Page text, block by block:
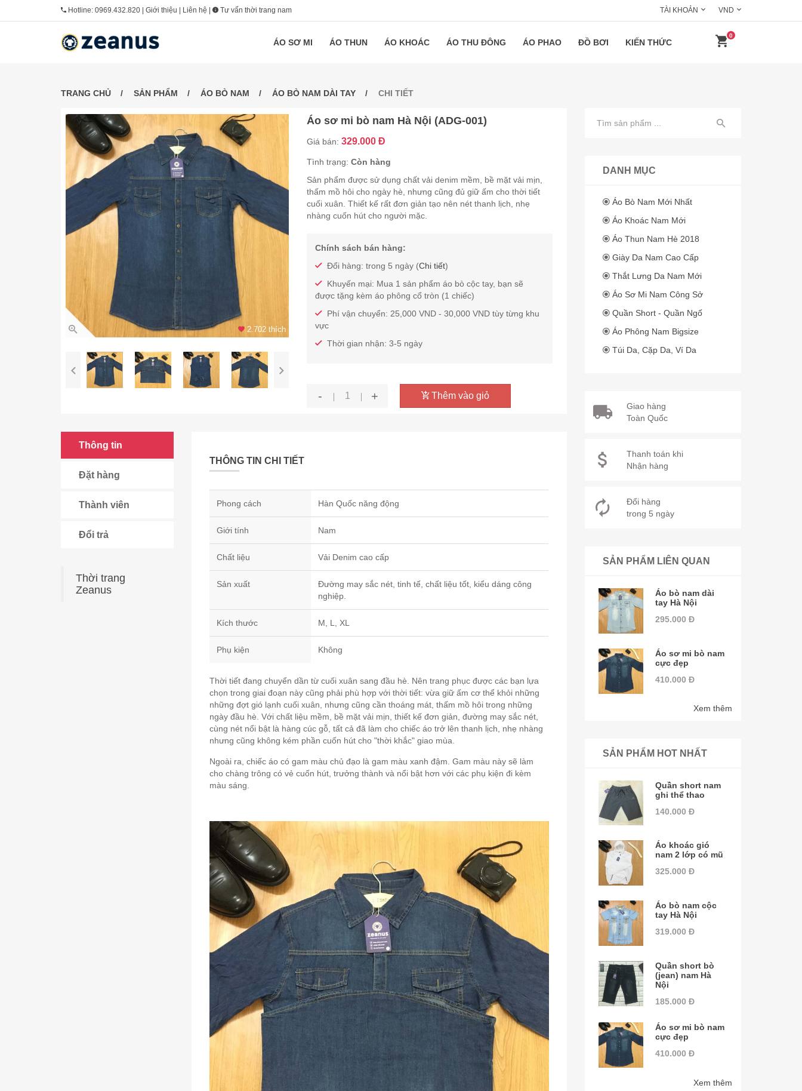
Hotline: 0969.432.820 Giới thiệu Liên hệ Tư vấn thời trang nam TÀI KHOẢN VND
ÁO SƠ MI ÁO THUN ÁO KHOÁC ÁO THU ĐÔNG ÁO PHAO ĐỒ BƠI KIẾN THỨC
0
TRANG CHỦ SẢN PHẨM ÁO BÒ NAM ÁO BÒ NAM DÀI TAY CHI TIẾT
2.702 thích
Áo sơ mi bò nam Hà Nội (ADG-001)
Giá bán:329.000 Đ
Tình trạng:Còn hàng
Sản phẩm được sử dụng chất vải denim mềm, bề mặt vải mịn,
thấm mồ hôi cho ngày hè, nhưng cũng đủ giữ ấm cho thời tiết
cuối xuân. Thiết kế rất đơn giản tạo nên nét thanh lịch, nhẹ
nhàng cuốn hút cho người mặc.
Chính sách bán hàng:
Đổi hàng: trong 5 ngày (Chi tiết)
Khuyến mại: Mua 1 sản phẩm áo bò cộc tay, bạn sẽ
được tặng kèm áo phông cổ tròn (1 chiếc)
Phí vận chuyển: 25,000 VND - 30,000 VND tùy từng khu
vực
Thời gian nhận: 3-5 ngày
- + Thêm vào giỏ
Thông tin
Đặt hàng
Thành viên
Đổi trả
Thời trang
Zeanus
THÔNG TIN CHI TIẾT
Phong cách Hàn Quốc năng động
Giới tính Nam
Chất liệu Vải Denim cao cấp
Sản xuất
Đường may sắc nét, tinh tế, chất liệu tốt, kiểu dáng công
nghiệp.
Kích thước M, L, XL
Phụ kiện Không
Thời tiết đang chuyển dần từ cuối xuân sang đầu hè. Nên trang phục được các bạn lựa
chọn trong giai đoạn này cũng phải phù hợp với thời tiết: vừa giữ ấm cơ thể khỏi những
những đợt gió lạnh cuối xuân, nhưng cũng cần thoáng mát, thấm mồ hôi trong những
ngày đầu hè. Với chất liệu mềm, bề mặt vải mịn, thiết kế đơn giản, đường may sắc nét,
cùng nét nổi bật là hàng cúc gỗ, tất cả đã làm cho chiếc áo trở lên thanh lịch, nhẹ nhàng
nhưng cũng không kém phần cuốn hút cho "thời khắc" giao mùa.
Ngoài ra, chiếc áo có gam màu chủ đạo là gam màu xanh đậm. Gam màu này sẽ làm
cho chàng trông có vẻ cuốn hút, trưởng thành và nổi bật hơn với các phụ kiện đi kèm
màu sáng.
DANH MỤC
Áo Bò Nam Mới Nhất
Áo Khoác Nam Mới
Áo Thun Nam Hè 2018
Giày Da Nam Cao Cấp
Thắt Lưng Da Nam Mới
Áo Sơ Mi Nam Công Sở
Quần Short - Quần Ngố
Áo Phông Nam Bigsize
Túi Da, Cặp Da, Ví Da
Giao hàng
Toàn Quốc
Thanh toán khi
Nhận hàng
Đổi hàng
trong 5 ngày
SẢN PHẨM LIÊN QUAN
Áo bò nam dài
tay Hà Nội
295.000 Đ
Áo sơ mi bò nam
cực đẹp
410.000 Đ
Xem thêm
SẢN PHẨM HOT NHẤT
Quần short nam
ghi thể thao
140.000 Đ
Áo khoác gió
nam 2 lớp có mũ
325.000 Đ
Áo bò nam cộc
tay Hà Nội
319.000 Đ
Quần short bò
(jean) nam Hà
Nội
185.000 Đ
Áo sơ mi bò nam
cực đẹp
410.000 Đ
Xem thêm